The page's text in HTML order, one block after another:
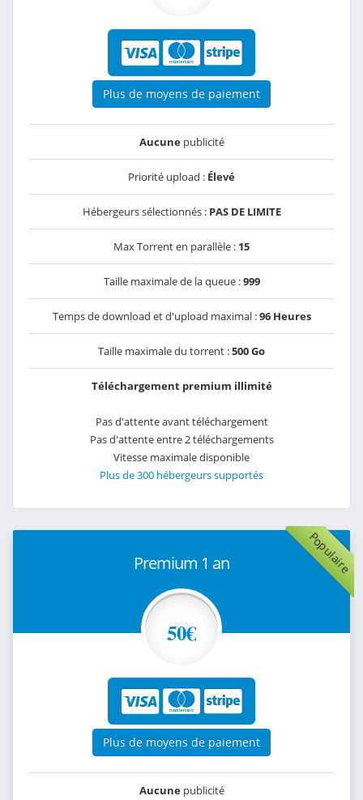
Plus de moyens de paiement
Aucunepublicité
Priorité upload : Élevé
Hébergeurs sélectionnés : PAS DE LIMITE
Max Torrent en parallèle : 15
Taille maximale de la queue :999
Temps de download et d'upload maximal :96 Heures
Taille maximale du torrent :500 Go
Téléchargement premium illimité
Pas d'attente avant téléchargement
Pas d'attente entre 2 téléchargements
Vitesse maximale disponible
Plus de 300 hébergeurs supportés
Populaire
Premium 1 an
50€
Plus de moyens de paiement
Aucunepublicité